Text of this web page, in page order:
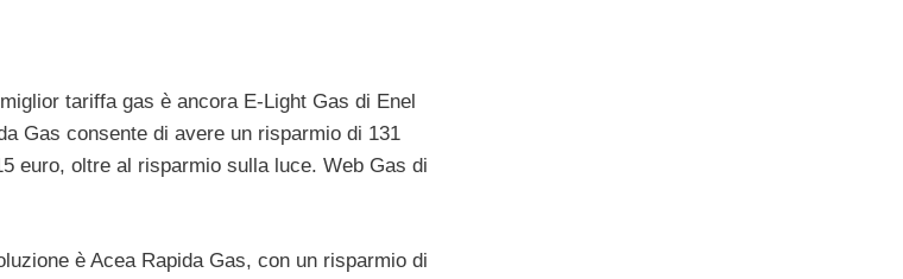
tariffa gas è ancora E-Light Gas di Enel
Gas consente di avere un risparmio di 131
euro, oltre al risparmio sulla luce. Web Gas di
è Acea Rapida Gas, con un risparmio di